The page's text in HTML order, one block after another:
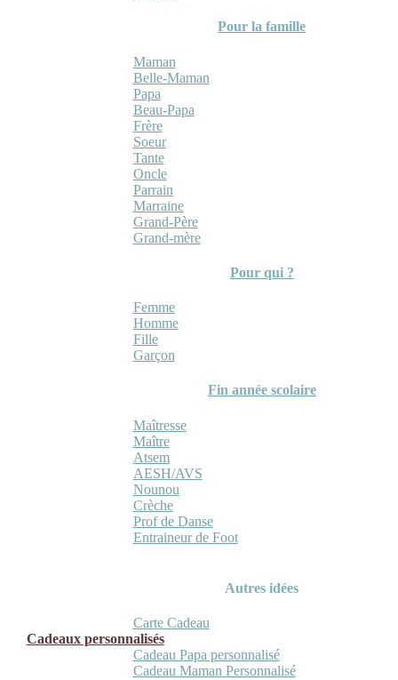
Pour la famille
Maman
Belle-Maman
Papa
Beau-Papa
Frère
Soeur
Tante
Oncle
Parrain
Marraine
Grand-Père
Grand-mère
Pour qui ?
Femme
Homme
Fille
Garçon
Fin année scolaire
Maîtresse
Maître
Atsem
AESH/AVS
Nounou
Crèche
Prof de Danse
Entraineur de Foot
Autres idées
Carte Cadeau
Cadeaux personnalisés
Cadeau Papa personnalisé
Cadeau Maman Personnalisé